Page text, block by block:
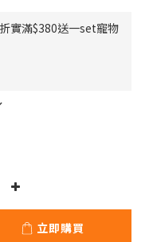
實滿$380送一set寵物
立即購買